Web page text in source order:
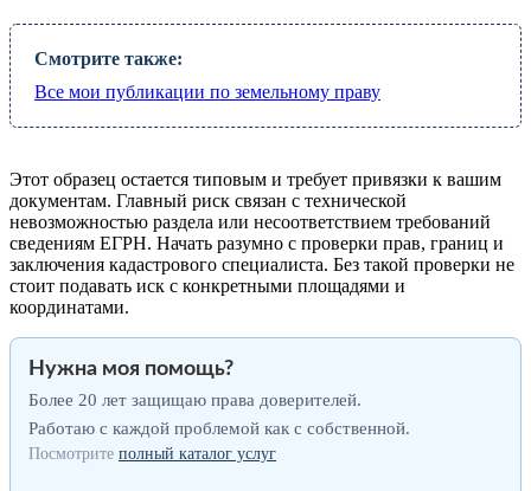
Смотрите также:
Все мои публикации по земельному праву
Этот образец остается типовым и требует привязки к вашим
документам. Главный риск связан с технической
невозможностью раздела или несоответствием требований
сведениям ЕГРН. Начать разумно с проверки прав, границ и
заключения кадастрового специалиста. Без такой проверки не
стоит подавать иск с конкретными площадями и
координатами.
Нужна моя помощь?
Более 20 лет защищаю права доверителей.
Работаю с каждой проблемой как с собственной.
Посмотрите полный каталог услуг